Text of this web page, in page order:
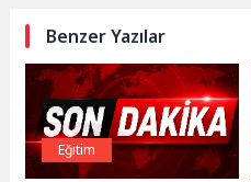
Benzer Yazılar
Eğitim